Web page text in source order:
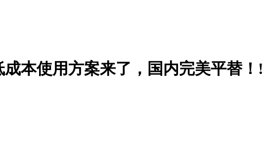
成本使用方案来了，国内完美平替！!